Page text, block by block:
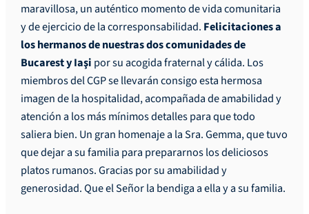
maravillosa, un auténtico momento de vida comunitaria
y de ejercicio de la corresponsabilidad. Felicitaciones a
los hermanos de nuestras dos comunidades de
Bucarest y Iaşi por su acogida fraternal y cálida. Los
miembros del CGP se llevarán consigo esta hermosa
imagen de la hospitalidad, acompañada de amabilidad y
atención a los más mínimos detalles para que todo
saliera bien. Un gran homenaje a la Sra. Gemma, que tuvo
que dejar a su familia para prepararnos los deliciosos
platos rumanos. Gracias por su amabilidad y
generosidad. Que el Señor la bendiga a ella y a su familia.